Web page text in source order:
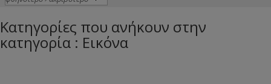
Κατηγορίες που ανήκουν στην
κατηγορία : Εικόνα